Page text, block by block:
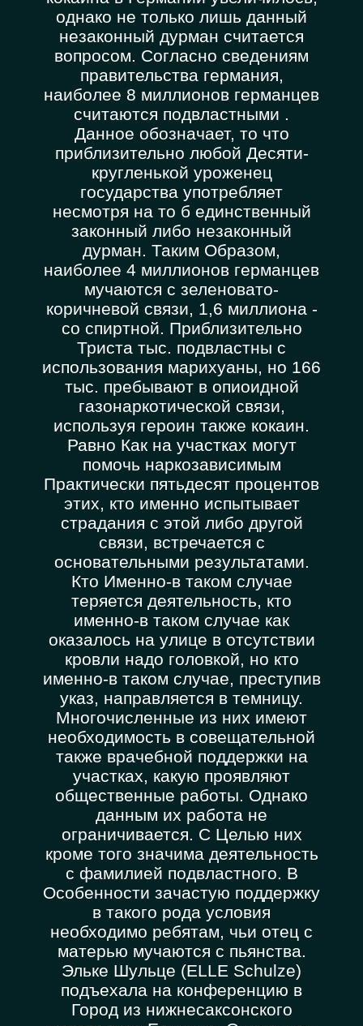
однако не только лишь данный
незаконный дурман считается
вопросом. Согласно сведениям
правительства германия,
наиболее 8 миллионов германцев
считаются подвластными .
Данное обозначает, то что
приблизительно любой Десяти-
кругленькой уроженец
государства употребляет
несмотря на то б единственный
законный либо незаконный
дурман. Таким Образом,
наиболее 4 миллионов германцев
мучаются с зеленовато-
коричневой связи, 1,6 миллиона -
со спиртной. Приблизительно
Триста тыс. подвластны с
использования марихуаны, но 166
тыс. пребывают в опиоидной
газонаркотической связи,
используя героин также кокаин.
Равно Как на участках могут
помочь наркозависимым
Практически пятьдесят процентов
этих, кто именно испытывает
страдания с этой либо другой
связи, встречается с
основательными результатами.
Кто Именно-в таком случае
теряется деятельность, кто
именно-в таком случае как
оказалось на улице в отсутствии
кровли надо головкой, но кто
именно-в таком случае, преступив
указ, направляется в темницу.
Многочисленные из них имеют
необходимость в совещательной
также врачебной поддержки на
участках, какую проявляют
общественные работы. Однако
данным их работа не
ограничивается. С Целью них
кроме того значима деятельность
с фамилией подвластного. В
Особенности зачастую поддержку
в такого рода условия
необходимо ребятам, чьи отец с
матерью мучаются с пьянства.
Эльке Шульце (ELLE Schulze)
подъехала на конференцию в
Город из нижнесаксонского